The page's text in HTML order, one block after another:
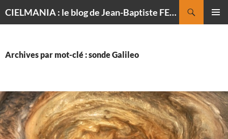
CIELMANIA : le blog de Jean-Baptiste FELDMANN, photographe du ciel
Archives par mot-clé : sonde Galileo